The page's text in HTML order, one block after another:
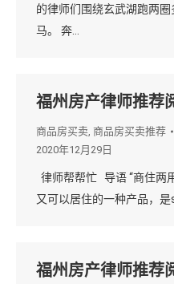
的律师们围绕玄武湖跑两
马。 奔…
福州房产律师推荐
商品房买卖, 商品房买卖推荐
2020年12月29日
律师帮帮忙 导语 “商住两
又可以居住的一种产品，是
福州房产律师推荐